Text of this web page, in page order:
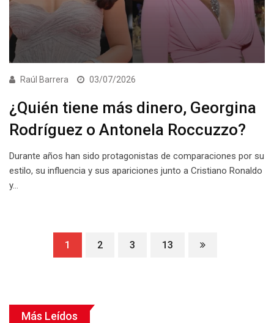
Raúl Barrera 03/07/2026
¿Quién tiene más dinero, Georgina
Rodríguez o Antonela Roccuzzo?
Durante años han sido protagonistas de comparaciones por su
estilo, su influencia y sus apariciones junto a Cristiano Ronaldo
y…
1 2 3 13
Más Leídos